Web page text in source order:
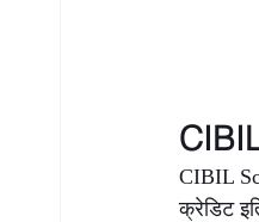
CIBIL
क्रेडिट